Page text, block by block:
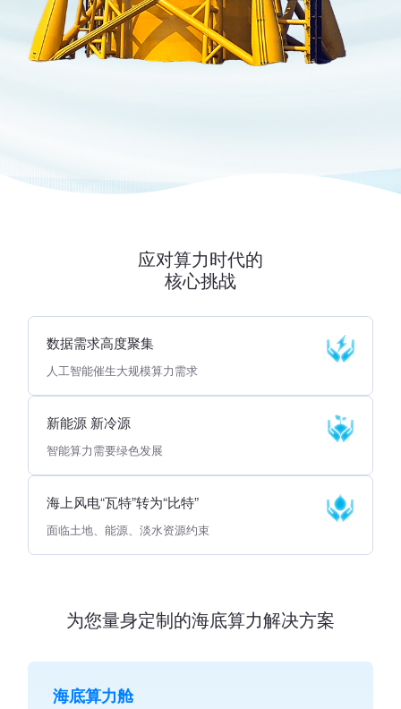
应对算力时代的
核心挑战
数据需求高度聚集
人工智能催生大规模算力需求
新能源 新冷源
智能算力需要绿色发展
海上风电“瓦特”转为“比特”
面临土地、能源、淡水资源约束
为您量身定制的海底算力解决方案
海底算力舱